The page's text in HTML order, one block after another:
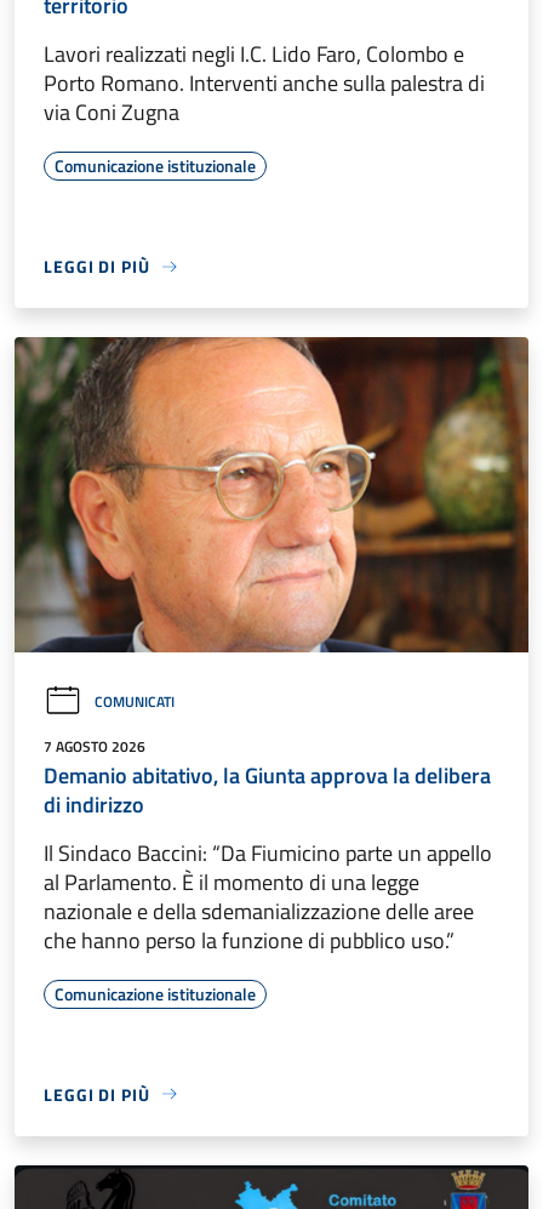
Lavori realizzati negli I.C. Lido Faro, Colombo e
Porto Romano. Interventi anche sulla palestra di
via Coni Zugna
Comunicazione istituzionale
LEGGI DI PIÙ
COMUNICATI
7 AGOSTO 2026
Demanio abitativo, la Giunta approva la delibera
di indirizzo
Il Sindaco Baccini: “Da Fiumicino parte un appello
al Parlamento. È il momento di una legge
nazionale e della sdemanializzazione delle aree
che hanno perso la funzione di pubblico uso.”
Comunicazione istituzionale
LEGGI DI PIÙ